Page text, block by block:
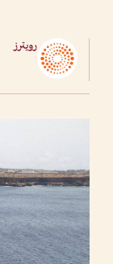
رويترز